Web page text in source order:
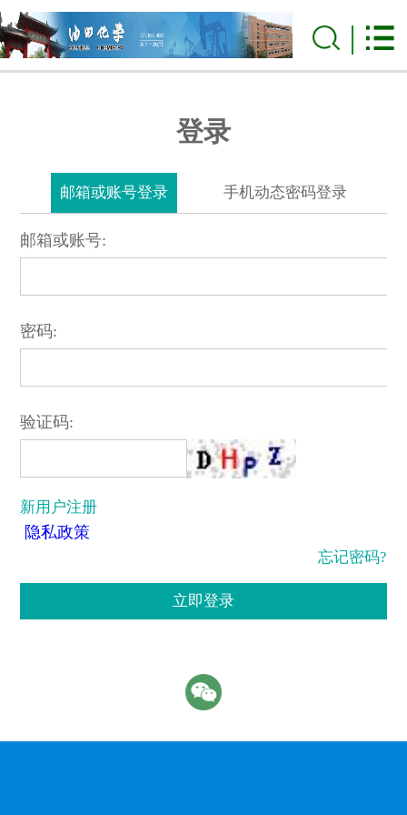
登录
邮箱或账号登录 手机动态密码登录
邮箱或账号:
密码:
验证码:
新用户注册
隐私政策
忘记密码?
立即登录